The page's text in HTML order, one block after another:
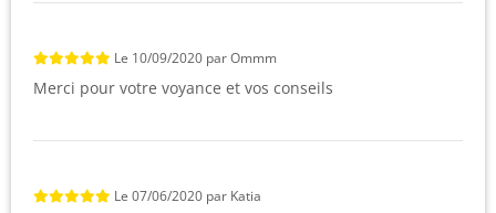
Le 10/09/2020 parOmmm
Merci pour votre voyance et vos conseils
Le 07/06/2020 par Katia